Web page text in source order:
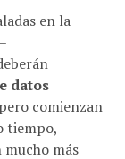
en la
–
datos
comienzan
tiempo,
mucho más